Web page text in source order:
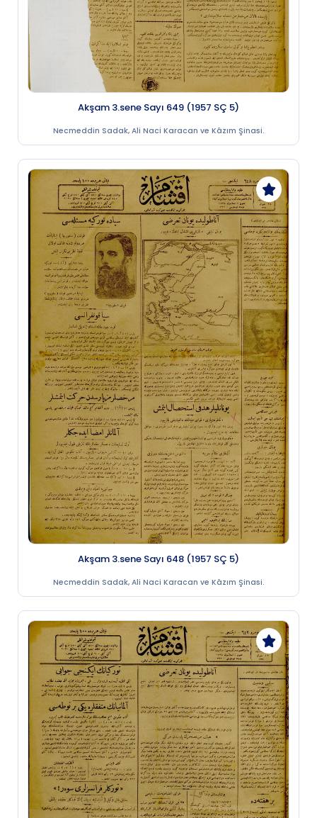
Akşam 3.sene Sayı 649 (1957 SÇ 5)
Necmeddin Sadak, Ali Naci Karacan ve Kâzım Şinasi.
Akşam 3.sene Sayı 648 (1957 SÇ 5)
Necmeddin Sadak, Ali Naci Karacan ve Kâzım Şinasi.